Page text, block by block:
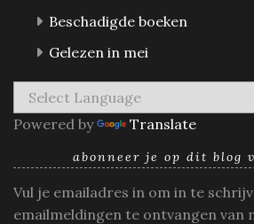
Beschadigde boeken
Gelezen in mei
Powered by Translate
abonneer je op dit blog
Vul je emailadres in om in te
emailmeldingen te ontvangen van